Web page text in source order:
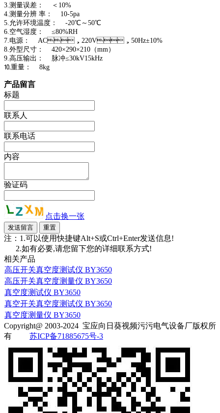
3.测量误差： ＜10%
4.测量分辨 率： 10-5pa
5.允许环境温度： -20℃～50℃
6.空气湿度： ≤80%RH
7.电源： AC，220V，50Hz±10%
8.外型尺寸： 420×290×210（mm）
9.高压输出： 脉冲≤30kV15kHz
⒑重量： 8kg
产品留言
标题
联系人
联系电话
内容
验证码
点击换一张
注：1.可以使用快捷键Alt+S或Ctrl+Enter发送信息!
2.如有必要,请您留下您的详细联系方式!
相关产品
高压开关真空度测试仪 BY3650
高压开关真空度测量仪 BY3650
真空度测试仪 BY3650
真空开关真空度测试仪 BY3650
真空度测量仪 BY3650
Copyright@ 2003-2024 宝应向日葵视频污污电气设备厂版权所
有
苏ICP备71885675号-3